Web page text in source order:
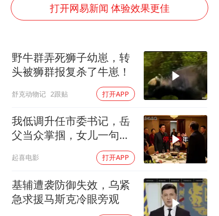
西贝创始人贾国龙押注鲜羊赛道
女儿为争财产堵门阻挠父亲出殡
美国AI开始攻击真人了
打开网易新闻 体验效果更佳
野牛群弄死狮子幼崽，转
头被狮群报复杀了牛崽！
舒克动物记 2跟贴 打开APP
我低调升任市委书记，岳
父当众掌掴，女儿一句话
起喜电影 打开APP
基辅遭袭防御失效，乌紧
急求援马斯克冷眼旁观